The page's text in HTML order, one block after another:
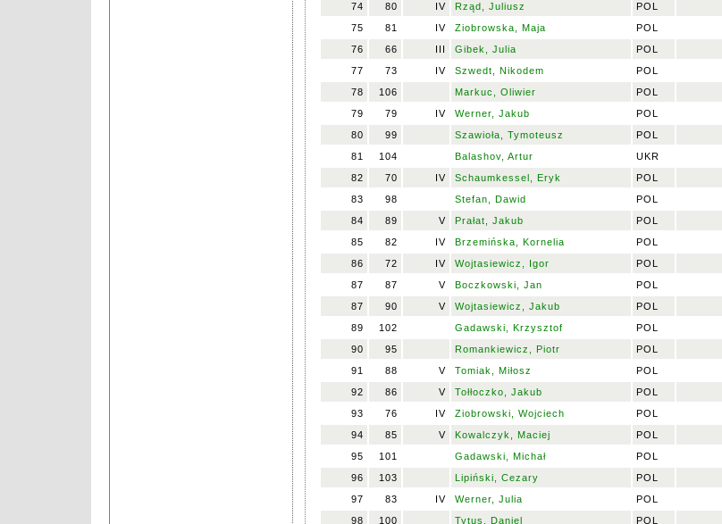
74
80 IV Rząd, Juliusz POL
75
81 IV Ziobrowska, Maja POL
76
66 III Gibek, Julia POL
77
73 IV Szwedt, Nikodem POL
78
106 Markuc, Oliwier POL
79
79 IV Werner, Jakub POL
80
99 Szawioła, Tymoteusz POL
81
104 Balashov, Artur UKR
82
70 IV Schaumkessel, Eryk POL
83
98 Stefan, Dawid POL
84
89 V Prałat, Jakub POL
85
82 IV Brzemińska, Kornelia POL
86
72 IV Wojtasiewicz, Igor POL
87
87 V Boczkowski, Jan POL
87
90 V Wojtasiewicz, Jakub POL
89
102 Gadawski, Krzysztof POL
90
95 Romankiewicz, Piotr POL
91
88 V Tomiak, Miłosz POL
92
86 V Tołłoczko, Jakub POL
93
76 IV Ziobrowski, Wojciech POL
94
85 V Kowalczyk, Maciej POL
95
101 Gadawski, Michał POL
96
103 Lipiński, Cezary POL
97
83 IV Werner, Julia POL
98
100 Tytus, Daniel POL